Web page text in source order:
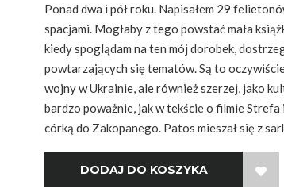
Ponad dwa i pół roku. Napisałem 29
spacjami. Mogłaby z tego powstać mała
kiedy spoglądam na ten mój dorobek,
powtarzających się tematów. Są to
wojny w Ukrainie, ale również szerzej, jako
bardzo poważnie, jak w tekście o filmie
córką do Zakopanego. Patos mieszał się z